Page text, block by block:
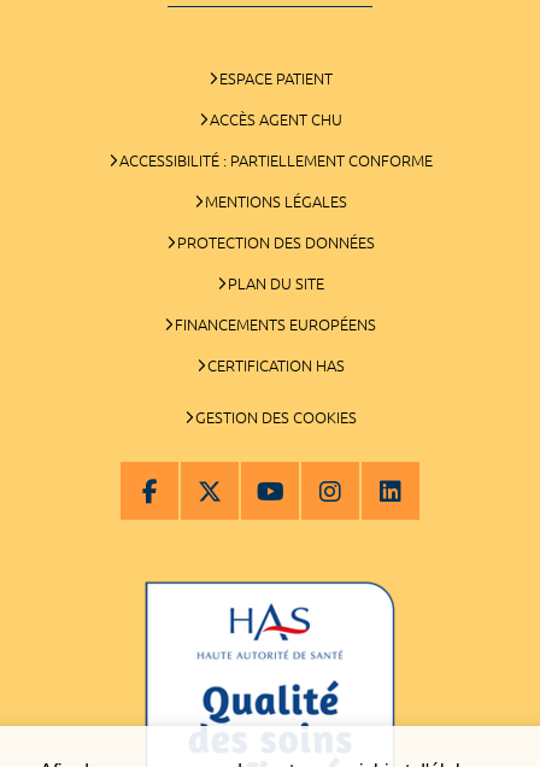
ESPACE PATIENT
ACCÈS AGENT CHU
ACCESSIBILITÉ : PARTIELLEMENT CONFORME
MENTIONS LÉGALES
PROTECTION DES DONNÉES
PLAN DU SITE
FINANCEMENTS EUROPÉENS
CERTIFICATION HAS
GESTION DES COOKIES